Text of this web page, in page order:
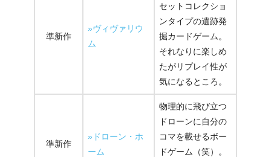
準新作
»ヴィヴァリウ
ム
セットコレクショ
ンタイプの遺跡発
掘カードゲーム。
それなりに楽しめ
たがリプレイ性が
気になるところ。
準新作
»ドローン・ホ
ーム
物理的に飛び立つ
ドローンに自分の
コマを載せるボー
ドゲーム（笑）。